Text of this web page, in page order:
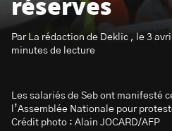
réserves
Par La rédaction de Deklic , le 3
minutes de lecture
Les salariés de Seb ont manifesté
l’Assemblée Nationale pour
Crédit photo : Alain JOCARD/AFP
S’abonner à la newsletter